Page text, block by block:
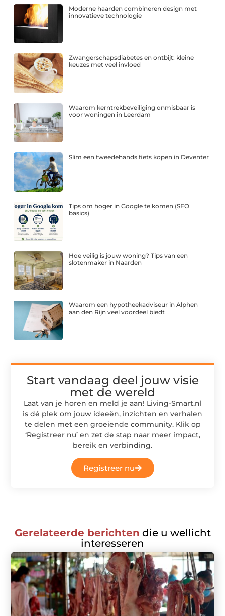
Moderne haarden combineren design met
innovatieve technologie
Zwangerschapsdiabetes en ontbijt: kleine
keuzes met veel invloed
Waarom kerntrekbeveiliging onmisbaar is
voor woningen in Leerdam
Slim een tweedehands fiets kopen in Deventer
Tips om hoger in Google te komen (SEO
basics)
Hoe veilig is jouw woning? Tips van een
slotenmaker in Naarden
Waarom een hypotheekadviseur in Alphen
aan den Rijn veel voordeel biedt
Start vandaag deel jouw visie
met de wereld
Laat van je horen en meld je aan! Living-Smart.nl
is dé plek om jouw ideeën, inzichten en verhalen
te delen met een groeiende community. Klik op
‘Registreer nu’ en zet de stap naar meer impact,
bereik en verbinding.
Registreer nu
Gerelateerde berichten die u wellicht
interesseren